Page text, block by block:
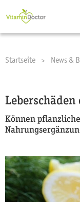
Startseite News &
Können